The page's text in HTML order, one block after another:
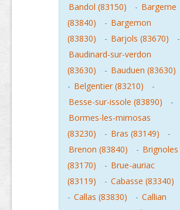
Bandol (83150)
- Bargeme
(83840)
- Bargemon
(83830)
- Barjols (83670)
-
Baudinard-sur-verdon
(83630)
- Bauduen (83630)
- Belgentier (83210)
-
Besse-sur-issole (83890)
-
Bormes-les-mimosas
(83230)
- Bras (83149)
-
Brenon (83840)
- Brignoles
(83170)
- Brue-auriac
(83119)
- Cabasse (83340)
- Callas (83830) - Callian